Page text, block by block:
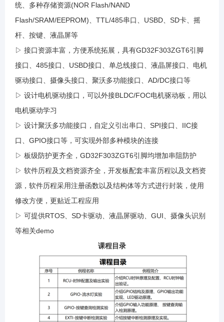
统、多种存储资源(NOR Flash/NAND
Flash/SRAM/EEPROM)、TTL/485串口、USBD、SD卡、摇
杆、按键、液晶屏等
▷ 接口资源丰富，方便系统拓展，具有GD32F303ZGT6引脚
接口、485接口、USBD接口、单总线接口、液晶屏接口、电机
驱动接口、摄像头接口、聚沃多功能接口、AD/DC接口等
▷ 设计电机驱动接口，可以外接BLDC/FOC电机驱动板，用以
电机驱动学习
▷ 设计聚沃多功能接口，自定义引出串口、SPI接口、IIC接
口、GPIO接口等，可实现外部多种模块的连接
▷ 板级防护更齐全，GD32F303ZGT6引脚均增加串阻防护
▷ 软件历程及文档资源齐全，开发板配套丰富历程以及文档资
源，软件历程采用注册函数以及结构体等方式进行封装，使用
修改方便，更贴近工程应用
▷ 可提供RTOS、SD卡驱动、液晶屏驱动、GUI、摄像头识别
等相关demo
课程目录